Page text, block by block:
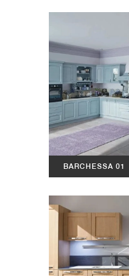
BARCHESSA 01